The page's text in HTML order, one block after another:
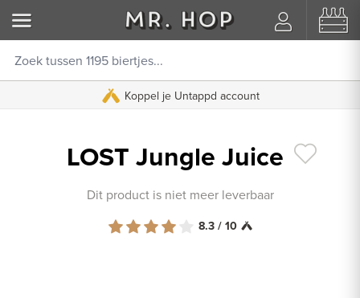
Koppel je Untappd account
Vóór 17:00 uur besteld, morgen in huis
LOST Jungle Juice
Dit product is niet meer leverbaar
8.3 / 10